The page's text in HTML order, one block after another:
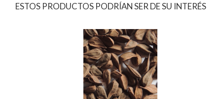
ESTOS PRODUCTOS PODRÍAN SER DE SU INTERÉS